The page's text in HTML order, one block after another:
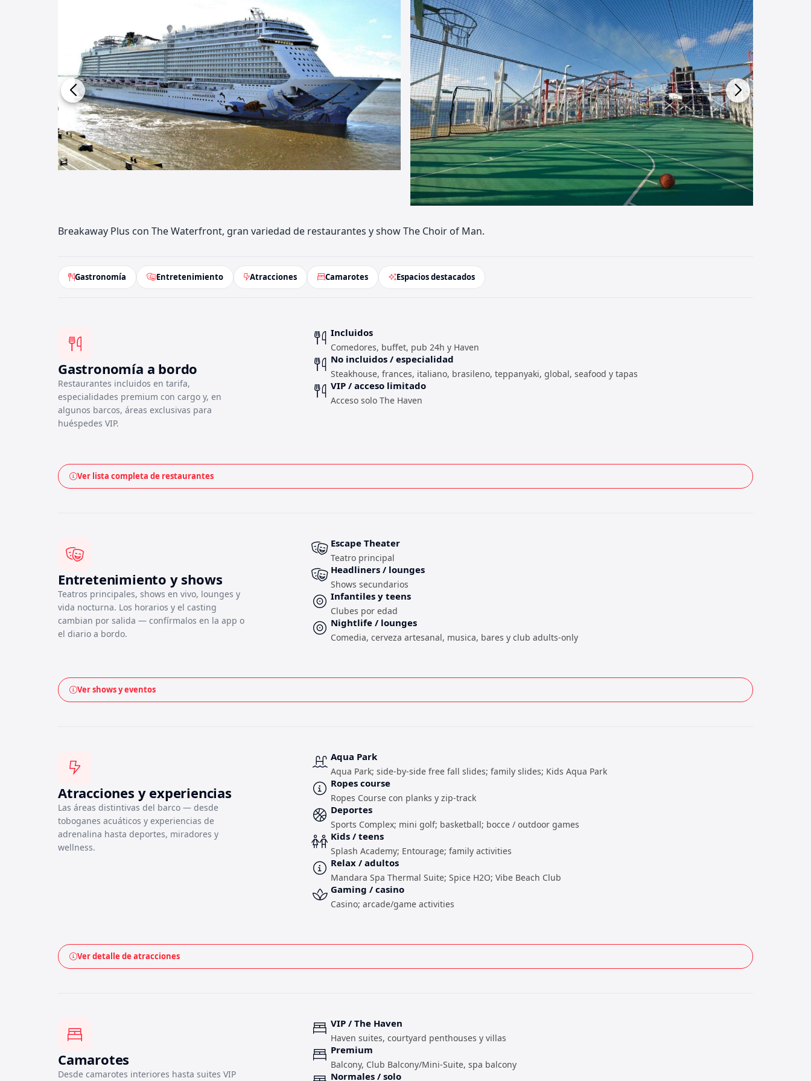
Breakaway Plus con The Waterfront, gran variedad de restaurantes y show The Choir of Man.
Gastronomía Entretenimiento Atracciones Camarotes Espacios destacados
Gastronomía a bordo
Restaurantes incluidos en tarifa,
especialidades premium con cargo y, en
algunos barcos, áreas exclusivas para
huéspedes VIP.
Incluidos
Comedores, buffet, pub 24h y Haven
No incluidos / especialidad
Steakhouse, frances, italiano, brasileno, teppanyaki, global, seafood y tapas
VIP / acceso limitado
Acceso solo The Haven
Ver lista completa de restaurantes
Entretenimiento y shows
Teatros principales, shows en vivo, lounges y
vida nocturna. Los horarios y el casting
cambian por salida — confírmalos en la app o
el diario a bordo.
Escape Theater
Teatro principal
Headliners / lounges
Shows secundarios
Infantiles y teens
Clubes por edad
Nightlife / lounges
Comedia, cerveza artesanal, musica, bares y club adults-only
Ver shows y eventos
Atracciones y experiencias
Las áreas distintivas del barco — desde
toboganes acuáticos y experiencias de
adrenalina hasta deportes, miradores y
wellness.
Aqua Park
Aqua Park; side-by-side free fall slides; family slides; Kids Aqua Park
Ropes course
Ropes Course con planks y zip-track
Deportes
Sports Complex; mini golf; basketball; bocce / outdoor games
Kids / teens
Splash Academy; Entourage; family activities
Relax / adultos
Mandara Spa Thermal Suite; Spice H2O; Vibe Beach Club
Gaming / casino
Casino; arcade/game activities
Ver detalle de atracciones
Camarotes
Desde camarotes interiores hasta suites VIP
VIP / The Haven
Haven suites, courtyard penthouses y villas
Premium
Balcony, Club Balcony/Mini-Suite, spa balcony
Normales / solo